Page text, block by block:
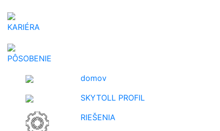
KARIÉRA
PÔSOBENIE
domov
SKYTOLL PROFIL
RIEŠENIA